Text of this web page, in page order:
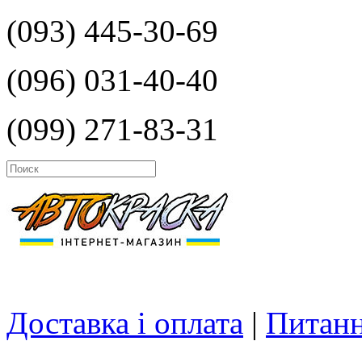
(093) 445-30-69
(096) 031-40-40
(099) 271-83-31
Доставка і оплата |